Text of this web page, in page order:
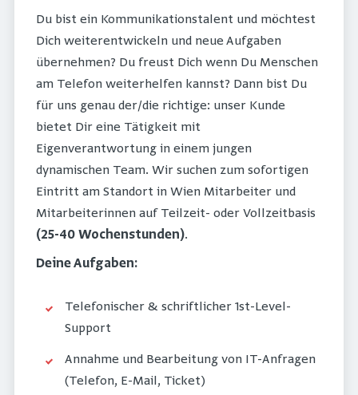
Du bist ein Kommunikationstalent und möchtest
Dich weiterentwickeln und neue Aufgaben
übernehmen? Du freust Dich wenn Du Menschen
am Telefon weiterhelfen kannst? Dann bist Du
für uns genau der/die richtige: unser Kunde
bietet Dir eine Tätigkeit mit
Eigenverantwortung in einem jungen
dynamischen Team. Wir suchen zum sofortigen
Eintritt am Standort in Wien Mitarbeiter und
Mitarbeiterinnen auf Teilzeit- oder Vollzeitbasis
(25-40 Wochenstunden).
Deine Aufgaben:
Telefonischer & schriftlicher 1st-Level-
Support
Annahme und Bearbeitung von IT-Anfragen
(Telefon, E-Mail, Ticket)